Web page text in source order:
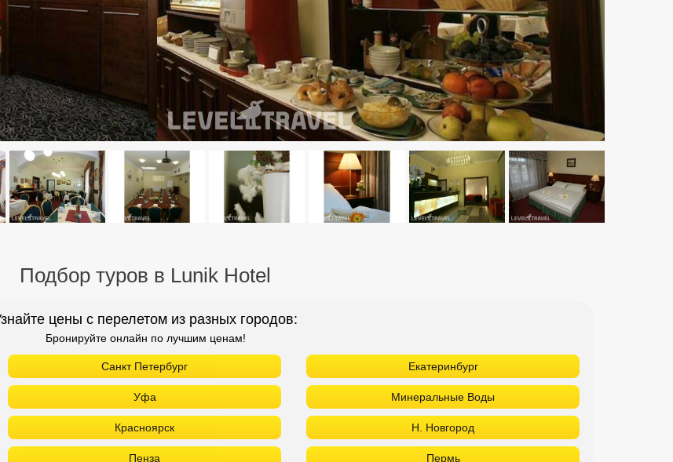
Подбор туров в Lunik Hotel
цены с перелетом из разных городов:
Бронируйте онлайн по лучшим ценам!
Санкт Петербург Екатеринбург
Уфа Минеральные Воды
Красноярск Н. Новгород
Пенза Пермь